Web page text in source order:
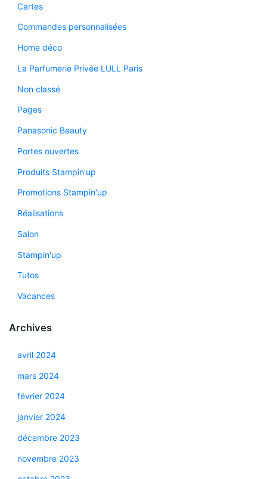
Cartes
Commandes personnalisées
Home déco
La Parfumerie Privée LULL Paris
Non classé
Pages
Panasonic Beauty
Portes ouvertes
Produits Stampin'up
Promotions Stampin'up
Réalisations
Salon
Stampin'up
Tutos
Vacances
Archives
avril 2024
mars 2024
février 2024
janvier 2024
décembre 2023
novembre 2023